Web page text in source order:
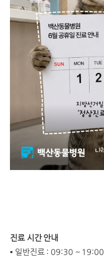
진료 시간 안내
▪️ 일반진료 : 09:30 ~ 19:00